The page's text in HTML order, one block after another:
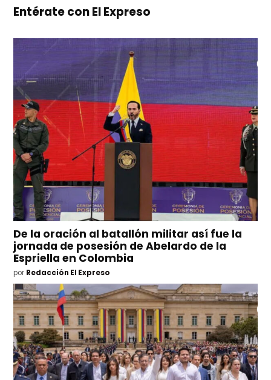
Entérate con El Expreso
De la oración al batallón militar así fue la
jornada de posesión de Abelardo de la
Espriella en Colombia
por Redacción El Expreso